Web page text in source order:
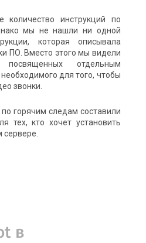
количество инструкций по
мы не нашли ни одной
которая описывала
ПО. Вместо этого мы видели
отдельным
для того, чтобы
звонки.
горячим следам составили
тех, кто хочет установить
сервере.
в